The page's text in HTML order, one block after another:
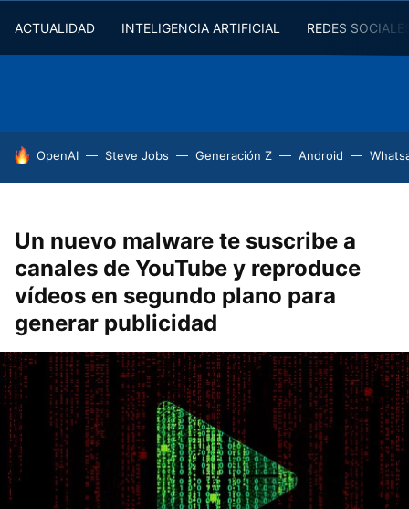
ACTUALIDAD INTELIGENCIA ARTIFICIAL REDES
HOY SE HABLA DE
OpenAI Steve Jobs Generación Z Android
Un nuevo malware te suscribe a
canales de YouTube y reproduce
vídeos en segundo plano para
generar publicidad